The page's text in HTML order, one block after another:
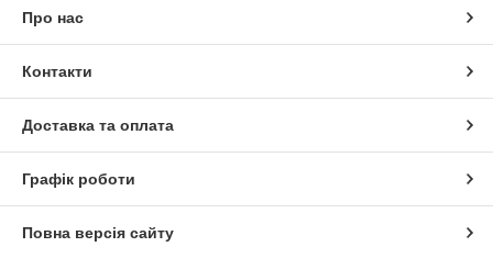
Про нас
Контакти
Доставка та оплата
Графік роботи
Повна версія сайту